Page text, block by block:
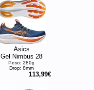
Asics
Gel Nimbus 28
Peso: 280g
Drop: 8mm
113,99€